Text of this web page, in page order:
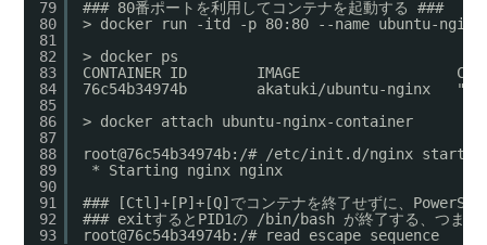
79
80
81
82
83
84
85
86
87
88
89
90
91
92
93
### 80番ポートを利用してコンテナを起動する ###
> docker run -itd -p 80:80 --name ubuntu-
> docker ps
CONTAINER ID        IMAGE
76c54b34974b        akatuki/ubuntu-nginx
> docker attach ubuntu-nginx-container
root@76c54b34974b:/# /etc/init.d/nginx start
* Starting nginx nginx
### [Ctl]+[P]+[Q]でコンテナを終了せずに、
### exitするとPID1の /bin/bash が終了する、つまり
root@76c54b34974b:/# read escape sequence